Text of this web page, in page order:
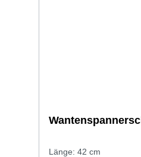
Länge: 42 cm